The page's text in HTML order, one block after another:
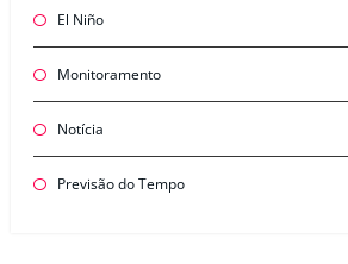
El Niño
Monitoramento
Notícia
Previsão do Tempo